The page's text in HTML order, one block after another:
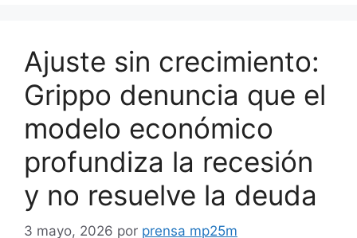
Ajuste sin crecimiento:
Grippo denuncia que el
modelo económico
profundiza la recesión
y no resuelve la deuda
3 mayo, 2026 por prensa mp25m